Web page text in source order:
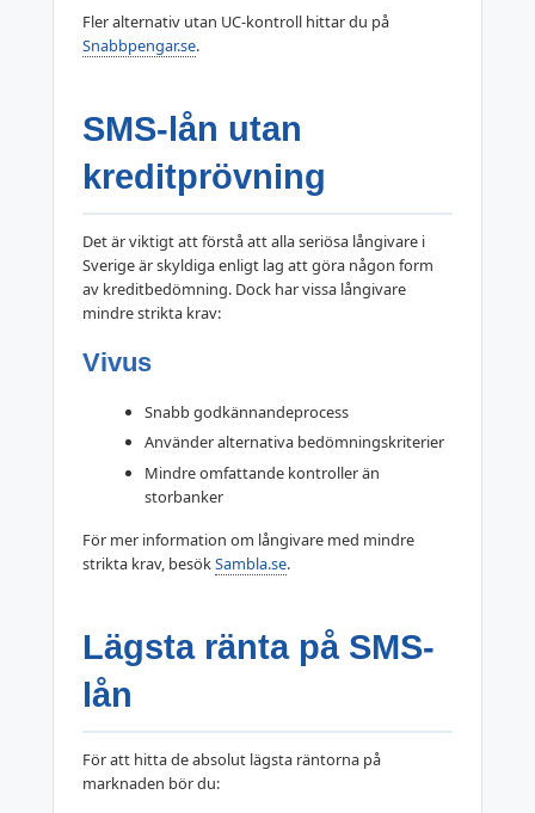
Fler alternativ utan UC-kontroll hittar du på
Snabbpengar.se.
SMS-lån utan
kreditprövning
Det är viktigt att förstå att alla seriösa långivare i
Sverige är skyldiga enligt lag att göra någon form
av kreditbedömning. Dock har vissa långivare
mindre strikta krav:
Vivus
Snabb godkännandeprocess
Använder alternativa bedömningskriterier
Mindre omfattande kontroller än
storbanker
För mer information om långivare med mindre
strikta krav, besökSambla.se.
Lägsta ränta på SMS-
lån
För att hitta de absolut lägsta räntorna på
marknaden bör du: